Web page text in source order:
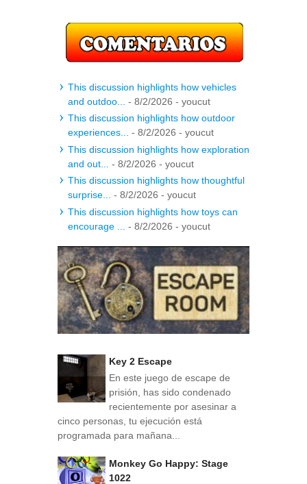
This discussion highlights how vehicles
and outdoo...
- 8/2/2026 - youcut
This discussion highlights how outdoor
experiences...
- 8/2/2026 - youcut
This discussion highlights how exploration
and out...
- 8/2/2026 - youcut
This discussion highlights how thoughtful
surprise...
- 8/2/2026 - youcut
This discussion highlights how toys can
encourage ...
- 8/2/2026 - youcut
Key 2 Escape
En este juego de escape de
prisión, has sido condenado
recientemente por asesinar a
cinco personas, tu ejecución está
programada para mañana...
Monkey Go Happy: Stage
1022